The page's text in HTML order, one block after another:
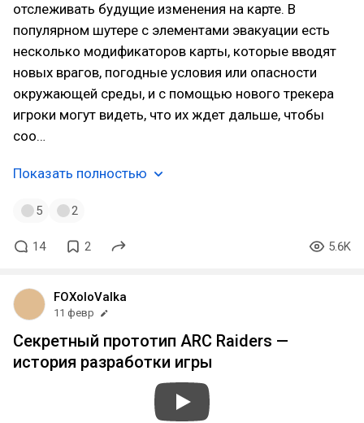
отслеживать будущие изменения на карте. В
популярном шутере с элементами эвакуации есть
несколько модификаторов карты, которые вводят
новых врагов, погодные условия или опасности
окружающей среды, и с помощью нового трекера
игроки могут видеть, что их ждет дальше, чтобы
соо…
Показать полностью
5 2
14 2 5.6K
FOXoloValka
11 февр
Секретный прототип ARC Raiders —
история разработки игры